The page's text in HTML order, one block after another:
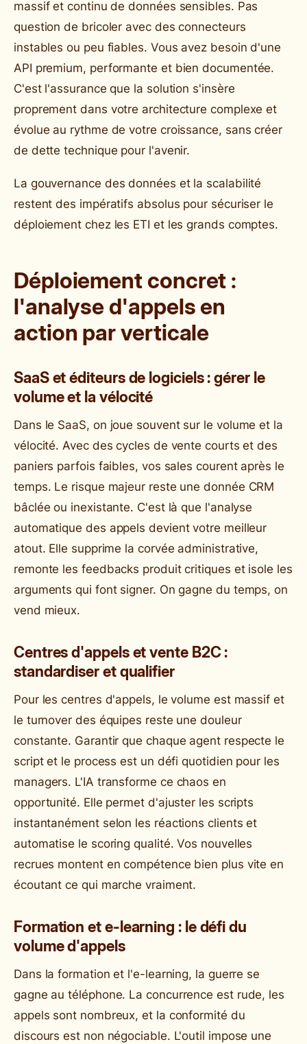
massif et continu de données sensibles. Pas
question de bricoler avec des connecteurs
instables ou peu fiables. Vous avez besoin d'une
API premium, performante et bien documentée.
C'est l'assurance que la solution s'insère
proprement dans votre architecture complexe et
évolue au rythme de votre croissance, sans créer
de dette technique pour l'avenir.
La gouvernance des données et la scalabilité
restent des impératifs absolus pour sécuriser le
déploiement chez les ETI et les grands comptes.
Déploiement concret :
l'analyse d'appels en
action par verticale
SaaS et éditeurs de logiciels : gérer le
volume et la vélocité
Dans le SaaS, on joue souvent sur le volume et la
vélocité. Avec des cycles de vente courts et des
paniers parfois faibles, vos sales courent après le
temps. Le risque majeur reste une donnée CRM
bâclée ou inexistante. C'est là que l'analyse
automatique des appels devient votre meilleur
atout. Elle supprime la corvée administrative,
remonte les feedbacks produit critiques et isole les
arguments qui font signer. On gagne du temps, on
vend mieux.
Centres d'appels et vente B2C :
standardiser et qualifier
Pour les centres d'appels, le volume est massif et
le turnover des équipes reste une douleur
constante. Garantir que chaque agent respecte le
script et le process est un défi quotidien pour les
managers. L'IA transforme ce chaos en
opportunité. Elle permet d'ajuster les scripts
instantanément selon les réactions clients et
automatise le scoring qualité. Vos nouvelles
recrues montent en compétence bien plus vite en
écoutant ce qui marche vraiment.
Formation et e-learning : le défi du
volume d'appels
Dans la formation et l'e-learning, la guerre se
gagne au téléphone. La concurrence est rude, les
appels sont nombreux, et la conformité du
discours est non négociable. L'outil impose une